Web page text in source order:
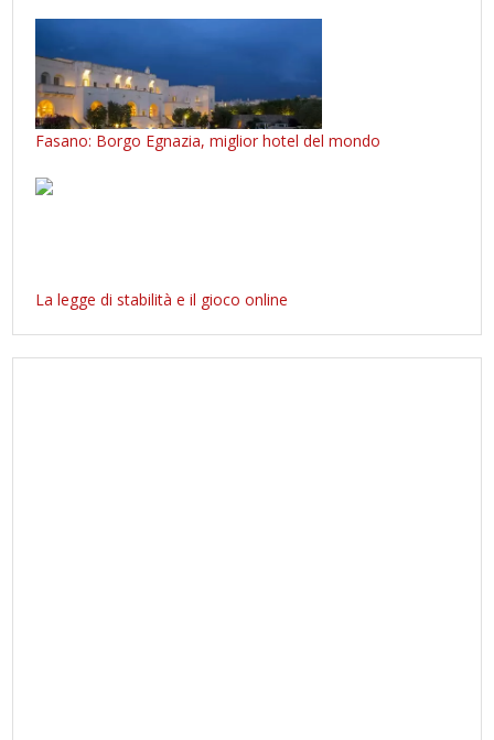
Fasano: Borgo Egnazia, miglior hotel del mondo
La legge di stabilità e il gioco online